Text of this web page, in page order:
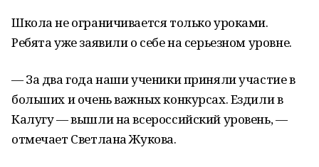
Школа не ограничивается только уроками.
Ребята уже заявили о себе на серьезном уровне.
— За два года наши ученики приняли участие в
больших и очень важных конкурсах. Ездили в
Калугу — вышли на всероссийский уровень, —
отмечает Светлана Жукова.